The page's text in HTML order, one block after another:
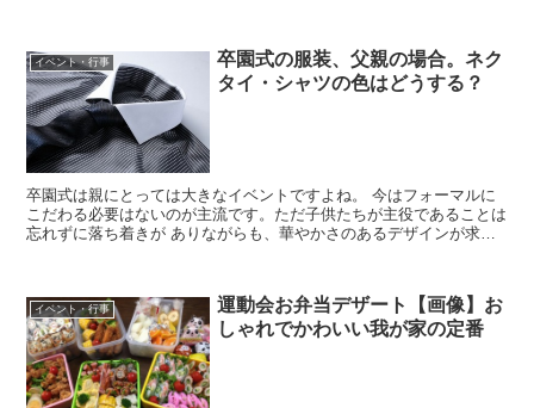
イベント・行事
卒園式の服装、父親の場合。ネク
タイ・シャツの色はどうする？
卒園式は親にとっては大きなイベントですよね。 今はフォーマルに
こだわる必要はないのが主流です。ただ子供たちが主役であることは
忘れずに落ち着きが ありながらも、華やかさのあるデザインが求め
イベント・行事
運動会お弁当デザート【画像】お
しゃれでかわいい我が家の定番